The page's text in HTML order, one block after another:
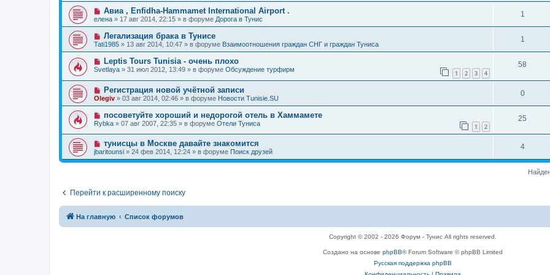
е
н
и
е
о
о
б
щ
е
н
и
е
е
с
о
о
б
щ
е
н
и
е
Н
о
в
е
с
о
б
е
и
е
Авиа , Enfidha-Hammamet International Airport .
елена » 17 авг 2014, 22:15 » в форуме Дорога в Тунис
1
Н
о
в
о
е
с
о
б
щ
е
н
и
Легализация брака в Тунисе
Tati1985 » 13 авг 2014, 10:47 » в форуме Взаимоотношения граждан СНГ и граждан Туниса
1
Н
о
в
о
е
с
б
щ
е
н
е
Leptis Tours Tunisia - очень плохо
Svetlaya » 31 июл 2012, 13:49 » в форуме Обсуждение турфирм 1 2 3 4
58
Н
о
в
е
с
о
щ
е
Регистрация новой учётной записи
Olegiv » 03 авг 2014, 02:46 » в форуме Новости Tunisie.SU
0
Н
о
в
о
е
с
о
о
н
посоветуйте хороший и недорогой отель в Хаммамете
Rybka » 07 авг 2007, 22:35 » в форуме Отели Туниса 1 2
25
Н
о
о
о
е
тунисцы в Москве давайте знакомится
jbaritounsi » 24 фев 2014, 12:24 » в форуме Поиск друзей
4
Перейти к расширенному поиску
На главную Список форумов
Copyright © 2002 - 2026 Форум - Тунис All rights reserved.
Создано на основе phpBB® Forum Software © phpBB Limited
Русская поддержка phpBB